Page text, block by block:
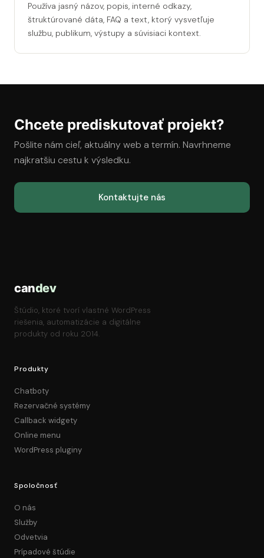
Používa jasný názov, popis, interné odkazy,
štruktúrované dáta, FAQ a text, ktorý vysvetľuje
službu, publikum, výstupy a súvisiaci kontext.
Chcete prediskutovať projekt?
Pošlite nám cieľ, aktuálny web a termín. Navrhneme
najkratšiu cestu k výsledku.
Kontaktujte nás
candev
Štúdio, ktoré tvorí vlastné WordPress
riešenia, automatizácie a digitálne
produkty od roku 2014.
Produkty
Chatboty
Rezervačné systémy
Callback widgety
Online menu
WordPress pluginy
Spoločnosť
O nás
Služby
Odvetvia
Prípadové štúdie